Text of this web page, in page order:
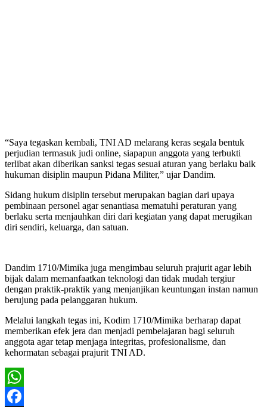
“Saya tegaskan kembali, TNI AD melarang keras segala bentuk
perjudian termasuk judi online, siapapun anggota yang terbukti
terlibat akan diberikan sanksi tegas sesuai aturan yang berlaku baik
hukuman disiplin maupun Pidana Militer,” ujar Dandim.
Sidang hukum disiplin tersebut merupakan bagian dari upaya
pembinaan personel agar senantiasa mematuhi peraturan yang
berlaku serta menjauhkan diri dari kegiatan yang dapat merugikan
diri sendiri, keluarga, dan satuan.
Dandim 1710/Mimika juga mengimbau seluruh prajurit agar lebih
bijak dalam memanfaatkan teknologi dan tidak mudah tergiur
dengan praktik-praktik yang menjanjikan keuntungan instan namun
berujung pada pelanggaran hukum.
Melalui langkah tegas ini, Kodim 1710/Mimika berharap dapat
memberikan efek jera dan menjadi pembelajaran bagi seluruh
anggota agar tetap menjaga integritas, profesionalisme, dan
kehormatan sebagai prajurit TNI AD.
WhatsApp